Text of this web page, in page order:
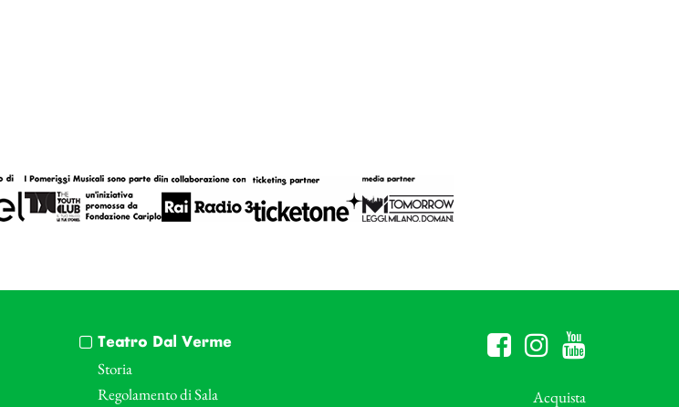
Teatro Dal Verme
Storia
Regolamento di Sala
Acquista